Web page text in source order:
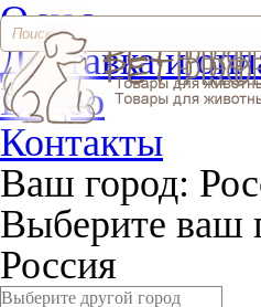
О нас
Доставка и
Видео
Контакты
Ваш город:
Выберите ваш
Россия